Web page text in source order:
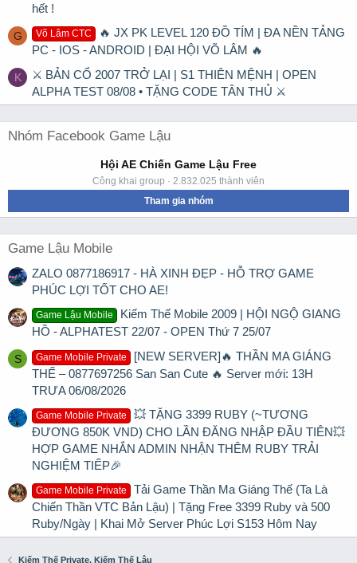
hết !
G Võ Lâm CTC
🔥 JX PK LEVEL 120 ĐỒ TÍM | ĐA NỀN TẢNG
PC - IOS - ANDROID | ĐẠI HỘI VÕ LÂM 🔥
K
⚔ BẢN CỔ 2007 TRỞ LẠI | S1 THIÊN MỆNH | OPEN
ALPHA TEST 08/08 • TẶNG CODE TÂN THỦ ⚔
Nhóm Facebook Game Lậu
Hội AE Chiến Game Lậu Free
Công khai group · 2.832.025 thành viên
Tham gia nhóm
Game Lậu Mobile
ZALO 0877186917 - HÀ XINH ĐẸP - HỖ TRỢ GAME
PHÚC LỢI TỐT CHO AE!
Game Lậu Mobile
Kiếm Thế Mobile 2009 | HỘI NGỘ GIANG
HỒ - ALPHATEST 22/07 - OPEN Thứ 7 25/07
S Game Mobile Private
[NEW SERVER]🔥 THẦN MA GIÁNG
THẾ – 0877697256 San San Cute 🔥 Server mới: 13H
TRƯA 06/08/2026
Game Mobile Private
💥 TẶNG 3399 RUBY (~TƯƠNG
ĐƯƠNG 850K VND) CHO LẦN ĐĂNG NHẬP ĐẦU TIÊN💥
HỢP GAME NHẮN ADMIN NHẬN THÊM RUBY TRẢI
NGHIỆM TIẾP🎉
Game Mobile Private
Tải Game Thần Ma Giáng Thế (Ta Là
Chiến Thần VTC Bản Lậu) | Tặng Free 3399 Ruby và 500
Ruby/Ngày | Khai Mở Server Phúc Lợi S153 Hôm Nay
Kiếm Thế Private, Kiếm Thế Lậu